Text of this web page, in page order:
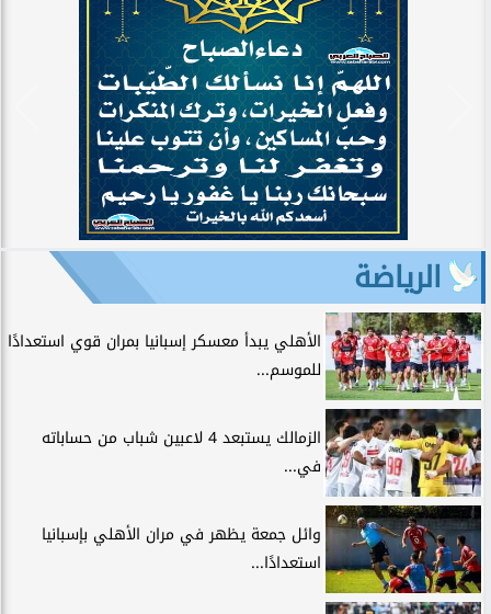
الرياضة
الأهلي يبدأ معسكر إسبانيا بمران قوي استعدادًا
للموسم...
الزمالك يستبعد 4 لاعبين شباب من حساباته
في...
وائل جمعة يظهر في مران الأهلي بإسبانيا
استعدادًا...